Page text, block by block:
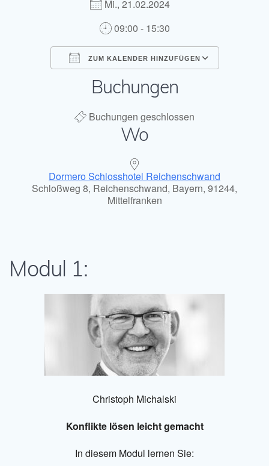
Mi., 21.02.2024
09:00 - 15:30
ZUM KALENDER HINZUFÜGEN
ICS herunterladen
Buchungen
Buchungen geschlossen
Wo
Dormero Schlosshotel Reichenschwand
Schloßweg 8, Reichenschwand, Bayern, 91244,
Mittelfranken
Modul 1:
Christoph Michalski
Konflikte lösen leicht gemacht
In diesem Modul lernen Sie: